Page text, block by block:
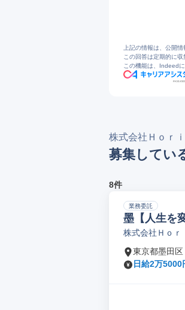
https://
オフィス・
9https://
上記の情報は、公開
この回答は定期的に
この機能は、Indeed
株式会社Ｈｏｒ
募集してい
8件
業務委託
墨【人生を
株式会社Ｈｏｒ
東京都墨田区
日給2万5000